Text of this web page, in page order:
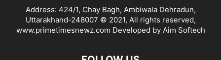
Address: 424/1, Chay Bagh, Ambiwala Dehradun,
Uttarakhand-248007 © 2021, All rights reserved,
www.primetimesnewz.com Developed by Aim Softech